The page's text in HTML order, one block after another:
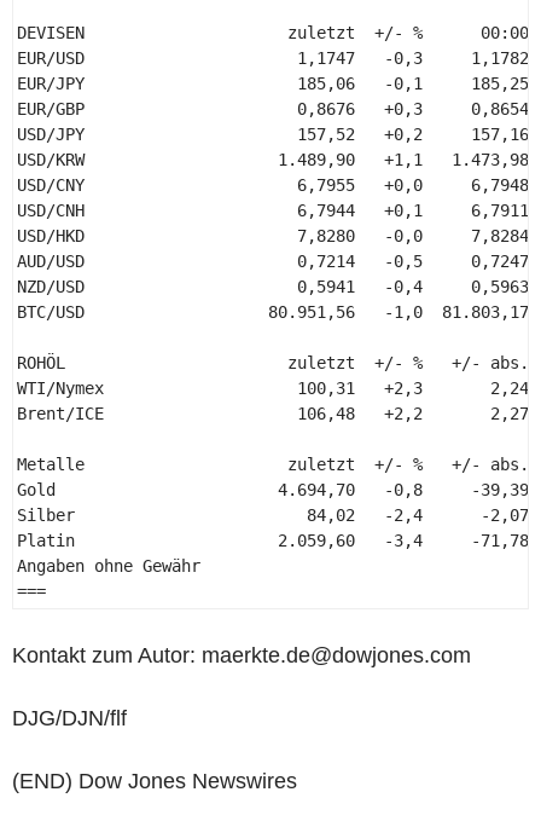
DEVISEN                     zuletzt  +/- %      00:00
EUR/USD                      1,1747   -0,3
EUR/JPY                      185,06   -0,1
EUR/GBP                      0,8676   +0,3
USD/JPY                      157,52   +0,2
USD/KRW                    1.489,90   +1,1
USD/CNY                      6,7955   +0,0
USD/CNH                      6,7944   +0,1
USD/HKD                      7,8280   -0,0
AUD/USD                      0,7214   -0,5
NZD/USD                      0,5941   -0,4
BTC/USD                   80.951,56   -1,0
ROHÖL                       zuletzt  +/- %   +/- abs.
WTI/Nymex                    100,31   +2,3
Brent/ICE                    106,48   +2,2
Metalle                     zuletzt  +/- %   +/- abs.
Gold                       4.694,70   -0,8     -39,39
Silber                        84,02   -2,4      -
Platin                     2.059,60   -3,4     -71,78
Angaben ohne Gewähr
===
Kontakt zum Autor: maerkte.de@dowjones.com
DJG/DJN/flf
(END) Dow Jones Newswires